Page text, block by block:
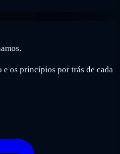
e os princípios por trás de cada